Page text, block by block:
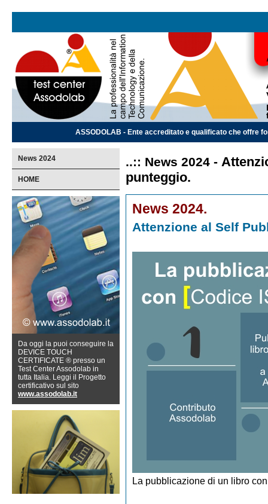
ASSODOLAB - Ente accreditato e qualificato che offre
News 2024
HOME
Da oggi la puoi conseguire la
DEVICE TOUCH
CERTIFICATE ® presso un
Test Center Assodolab in
tutta Italia. Leggi il Progetto
certificativo sul sito
www.assodolab.it
..:: News 2024 -
punteggio.
News 2024.
Attenzione al Self
La pubblicazione di un libro